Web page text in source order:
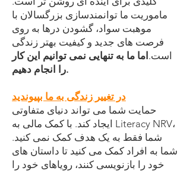
ماموریت ما توانمندسازی بزرگسالان با
موهبت سواد، گشودن درها به روی
فرصت های جدید و کیفیت بهتر زندگی
است. اما ما به تنهایی نمی توانیم این کار
را انجام دهیم.
در تغییر زندگی به ما بپیوندید
حمایت شما می تواند دنیای متفاوتی
ایجاد کند. با کمک مالی به Literacy NRV،
شما فقط به یک هدف کمک نمی کنید.
شما به افراد کمک می کنید تا داستان های
خود را بازنویسی کنند، رویاهای خود را